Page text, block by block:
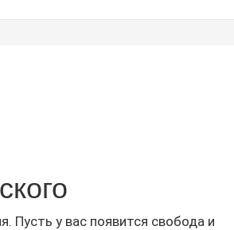
Пусть у вас появится свобода и